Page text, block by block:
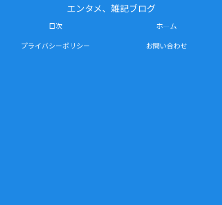
エンタメ、雑記ブログ
目次
ホーム
プライバシーポリシー
お問い合わせ